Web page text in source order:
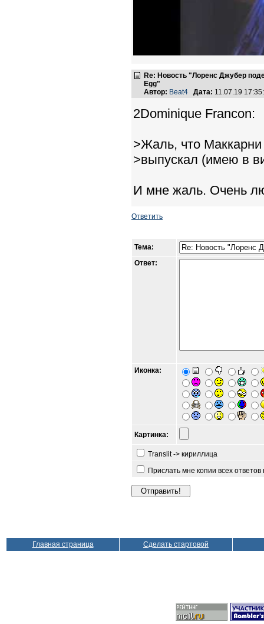
Re: Новость "Лоренс Джубер
Egg"
Автор: Beat4 Дата: 11.07.19
2Dominique Francon:
>Жаль, что
>выпускал (имею в
И мне жаль. Очень
Ответить
Тема:
Ответ:
Иконка:
Картинка:
Translit -> кириллица
Прислать мне копии всех
Главная страница Сделать стартовой